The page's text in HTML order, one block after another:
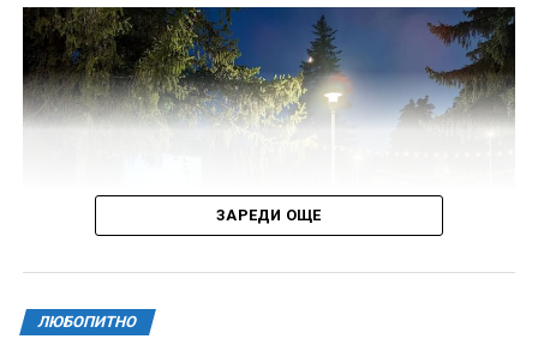
ЗАРЕДИ ОЩЕ
ЛЮБОПИТНО